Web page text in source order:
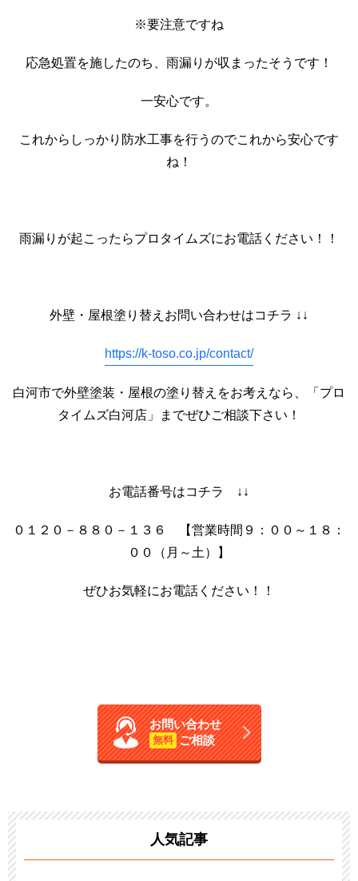
※要注意ですね
応急処置を施したのち、雨漏りが収まったそうです！
一安心です。
これからしっかり防水工事を行うのでこれから安心です
ね！
雨漏りが起こったらプロタイムズにお電話ください！！
外壁・屋根塗り替えお問い合わせはコチラ ↓↓
https://k-toso.co.jp/contact/
白河市で外壁塗装・屋根の塗り替えをお考えなら、「プロ
タイムズ白河店」までぜひご相談下さい！
お電話番号はコチラ ↓↓
０１２０－８８０－１３６ 【営業時間９：００～１８：
００（月～土）】
ぜひお気軽にお電話ください！！
お問い合わせ
無料 ご相談
人気記事